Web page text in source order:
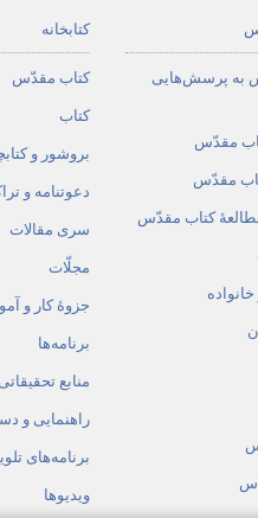
به پرسش‌هایی
مقدّس
مقدّس
مطالعهٔ کتاب مقدّس
کتابخانه
کتاب مقدّس
کتاب
بروشور و
دعوتنامه و
سری مقالات
مجلّات
جزوهٔ کار و
برنامه‌ها
منابع تحقیقاتی
راهنمایی و
برنامه‌های
ویدیوها